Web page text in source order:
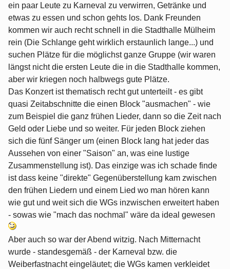
ein paar Leute zu Karneval zu verwirren, Getränke und
etwas zu essen und schon gehts los. Dank Freunden
kommen wir auch recht schnell in die Stadthalle Mülheim
rein (Die Schlange geht wirklich erstaunlich lange...) und
suchen Plätze für die möglichst ganze Gruppe (wir waren
längst nicht die ersten Leute die in die Stadthalle kommen,
aber wir kriegen noch halbwegs gute Plätze.
Das Konzert ist thematisch recht gut unterteilt - es gibt
quasi Zeitabschnitte die einen Block "ausmachen" - wie
zum Beispiel die ganz frühen Lieder, dann so die Zeit nach
Geld oder Liebe und so weiter. Für jeden Block ziehen
sich die fünf Sänger um (einen Block lang hat jeder das
Aussehen von einer "Saison" an, was eine lustige
Zusammenstellung ist). Das einzige was ich schade finde
ist dass keine "direkte" Gegenüberstellung kam zwischen
den frühen Liedern und einem Lied wo man hören kann
wie gut und weit sich die WGs inzwischen erweitert haben
- sowas wie "mach das nochmal" wäre da ideal gewesen
Aber auch so war der Abend witzig. Nach Mitternacht
wurde - standesgemäß - der Karneval bzw. die
Weiberfastnacht eingeläutet; die WGs kamen verkleidet